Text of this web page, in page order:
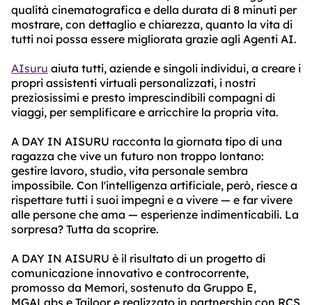
qualità cinematografica e della durata di 8 minuti per
mostrare, con dettaglio e chiarezza, quanto la vita di
tutti noi possa essere migliorata grazie agli Agenti AI.
AIsuru aiuta tutti, aziende e singoli individui, a creare i
propri assistenti virtuali personalizzati, i nostri
preziosissimi e presto imprescindibili compagni di
viaggi, per semplificare e arricchire la propria vita.
A DAY IN AISURU racconta la giornata tipo di una
ragazza che vive un futuro non troppo lontano:
gestire lavoro, studio, vita personale sembra
impossibile. Con l'intelligenza artificiale, però, riesce a
rispettare tutti i suoi impegni e a vivere — e far vivere
alle persone che ama — esperienze indimenticabili. La
sorpresa? Tutta da scoprire.
A DAY IN AISURU è il risultato di un progetto di
comunicazione innovativo e controcorrente,
promosso da Memori, sostenuto da Gruppo E,
MGALabs e Tailoor e realizzato in partnership con RCS